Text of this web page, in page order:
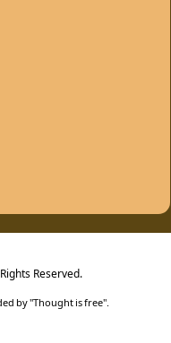
Reserved.
by "Thought is free".